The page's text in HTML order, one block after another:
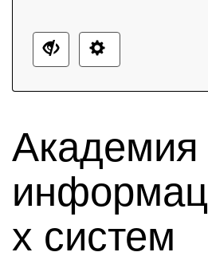
Академия
х систем